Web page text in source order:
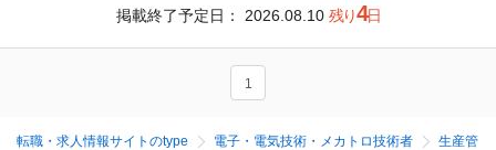
掲載終了予定日： 2026.08.10 残り4日
1
転職・求人情報サイトのtype 電子・電気技術・メカトロ技術者
生産管